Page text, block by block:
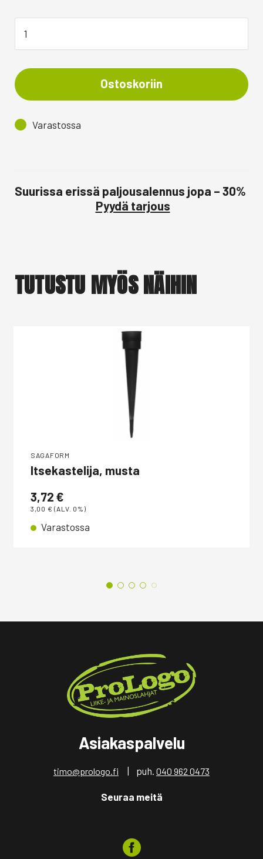
Ostoskoriin
Varastossa
Suurissa erissä paljousalennus jopa – 30%
Pyydä tarjous
TUTUSTU MYÖS NÄIHIN
SAGAFORM
Itsekastelija, musta
3,72 €
3,00 € (ALV. 0%)
Varastossa
Asiakaspalvelu
timo@prologo.fi | puh. 040 962 0473
Seuraa meitä